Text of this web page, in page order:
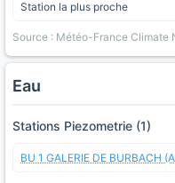
Station la plus proche
Source : Météo-France Climate
Eau
Stations Piezometrie (1)
BU 1 GALERIE DE BURBACH